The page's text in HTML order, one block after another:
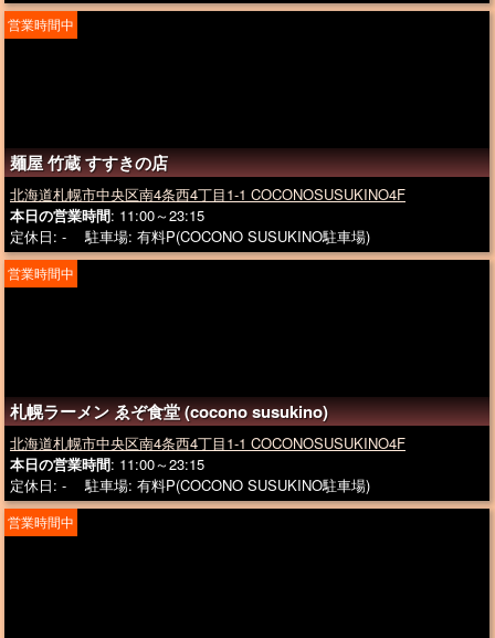
麺屋 竹蔵 すすきの店
営業時間中
北海道札幌市中央区南4条西4丁目1-1 COCONOSUSUKINO4F
本日の営業時間: 11:00～23:15
定休日: - 駐車場: 有料P(COCONO SUSUKINO駐車場)
札幌ラーメン ゑぞ食堂 (cocono susukino)
営業時間中
北海道札幌市中央区南4条西4丁目1-1 COCONOSUSUKINO4F
本日の営業時間: 11:00～23:15
定休日: - 駐車場: 有料P(COCONO SUSUKINO駐車場)
営業時間中